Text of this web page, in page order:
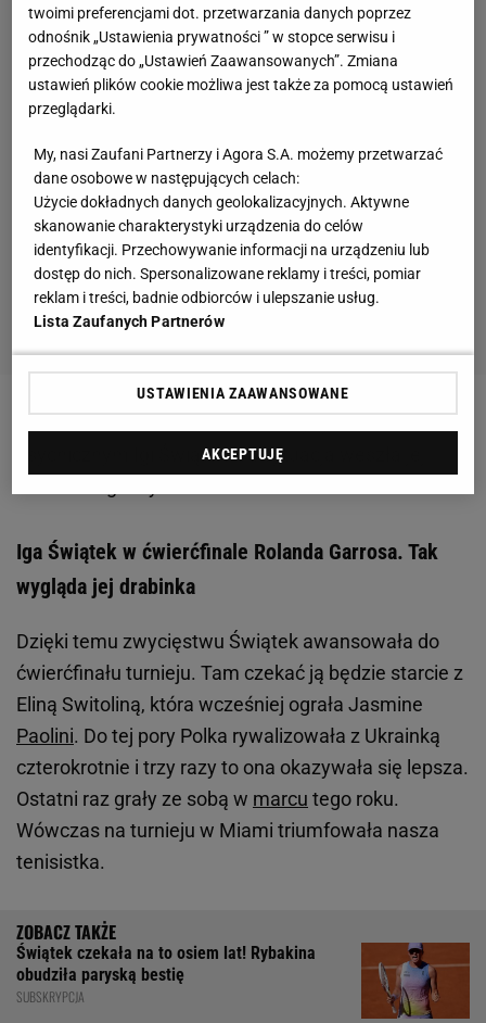
Zobacz wideoJakub Kosecki o kryzysie
psychicznym Igi Świątek: Ta sytuacja weszła jej
Iga Świątek w ćwierćfinale Rolanda Garrosa. Tak
wygląda jej drabinka
Dzięki temu zwycięstwu Świątek awansowała do
ćwierćfinału turnieju. Tam czekać ją będzie starcie z
Eliną Switoliną, która wcześniej ograła Jasmine
Paolini. Do tej pory Polka rywalizowała z Ukrainką
czterokrotnie i trzy razy to ona okazywała się lepsza.
Ostatni raz grały ze sobą w marcu tego roku.
Wówczas na turnieju w Miami triumfowała nasza
tenisistka.
Świątek czekała na to osiem lat! Rybakina
obudziła paryską bestię
SUBSKRYPCJA
twoimi preferencjami dot. przetwarzania danych poprzez
odnośnik „Ustawienia prywatności ” w stopce serwisu i
przechodząc do „Ustawień Zaawansowanych”. Zmiana
ustawień plików cookie możliwa jest także za pomocą ustawień
przeglądarki.
My, nasi Zaufani Partnerzy i Agora S.A. możemy przetwarzać
dane osobowe w następujących celach:
Użycie dokładnych danych geolokalizacyjnych. Aktywne
skanowanie charakterystyki urządzenia do celów
identyfikacji. Przechowywanie informacji na urządzeniu lub
dostęp do nich. Spersonalizowane reklamy i treści, pomiar
reklam i treści, badnie odbiorców i ulepszanie usług.
Lista Zaufanych Partnerów
USTAWIENIA ZAAWANSOWANE
AKCEPTUJĘ